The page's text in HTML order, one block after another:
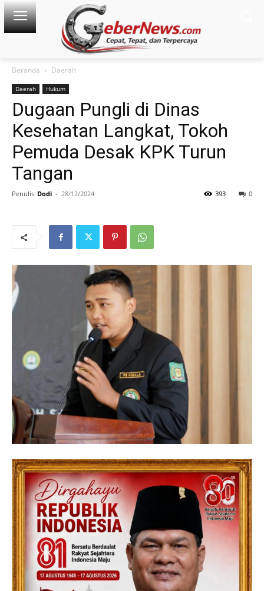
Beranda Daerah
Daerah Hukum
Dugaan Pungli di Dinas
Kesehatan Langkat, Tokoh
Pemuda Desak KPK Turun
Tangan
Penulis Dodi - 28/12/2024 0
393